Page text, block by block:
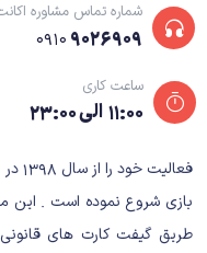
Bandicoot N Sane Trilogy
شده است. شاید بسیاری از شما
این بار با کیفیت گرافیکی
این حال، همچنان میلیون‌ها
شماره تماس مشاوره
۰۹۱۰ ۹۰۲۶۹۰۹
ساعت کاری
۱۱:۰۰ الی ۲۳:۰۰
بازی شروع نموده است . این
طریق گیفت کارت های